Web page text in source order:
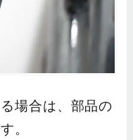
場合は、部品の
。